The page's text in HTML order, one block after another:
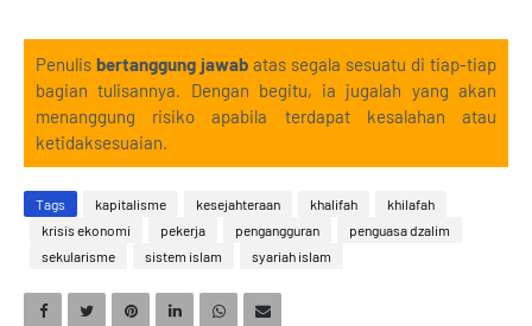
Penulis bertanggung jawab atas segala sesuatu di tiap-tiap
bagian tulisannya. Dengan begitu, ia jugalah yang akan
menanggung risiko apabila terdapat kesalahan atau
ketidaksesuaian.
Tags kapitalisme kesejahteraan khalifah
khilafah
krisis ekonomi
pekerja pengangguran
penguasa dzalim
sekularisme
sistem islam syariah islam